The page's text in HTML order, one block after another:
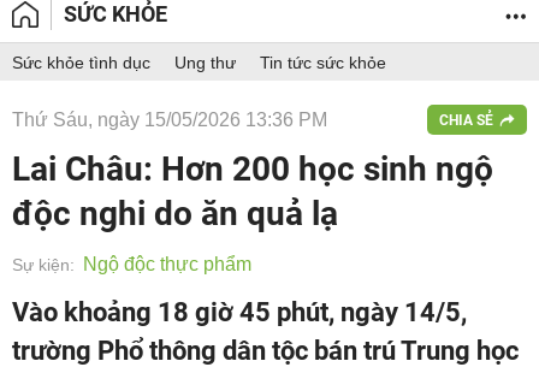
SỨC KHỎE
Sức khỏe tình dục Ung thư Tin tức sức khỏe
Thứ Sáu, ngày 15/05/2026 13:36 PM CHIA SẺ
Lai Châu: Hơn 200 học sinh ngộ
độc nghi do ăn quả lạ
Sự kiện: Ngộ độc thực phẩm
Vào khoảng 18 giờ 45 phút, ngày 14/5,
trường Phổ thông dân tộc bán trú Trung học